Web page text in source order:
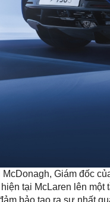
McDonagh, Giám đốc
tại McLaren lên một
bảo tạo ra sự nhất